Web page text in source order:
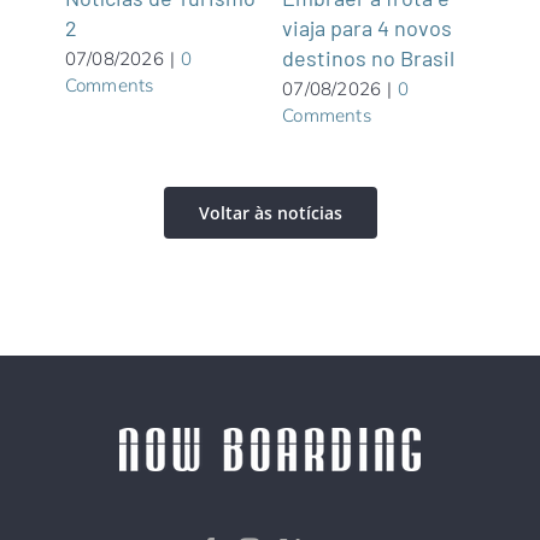
2
07/08/2026 | 0
Comments
viaja para 4 novos
destinos no Brasil
07/08/2026 | 0
Comments
Voltar às notícias